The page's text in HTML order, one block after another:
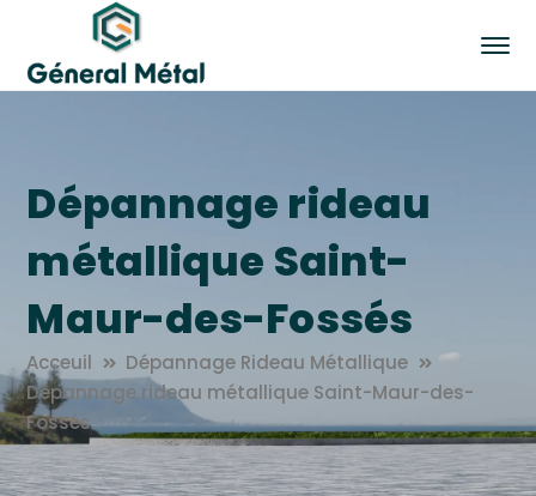
Dépannage rideau
métallique Saint-
Maur-des-Fossés
Acceuil
Dépannage Rideau Métallique
Dépannage rideau métallique Saint-Maur-des-
Fossés